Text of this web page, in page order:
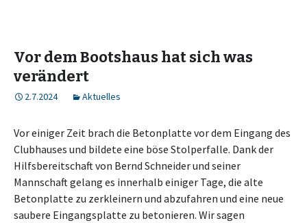
Vor dem Bootshaus hat sich was
verändert
2.7.2024 Aktuelles
Vor einiger Zeit brach die Betonplatte vor dem Eingang des
Clubhauses und bildete eine böse Stolperfalle. Dank der
Hilfsbereitschaft von Bernd Schneider und seiner
Mannschaft gelang es innerhalb einiger Tage, die alte
Betonplatte zu zerkleinern und abzufahren und eine neue
saubere Eingangsplatte zu betonieren. Wir sagen